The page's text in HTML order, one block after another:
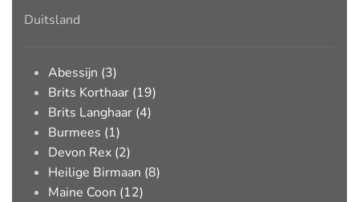
Duitsland
Abessijn (3)
Brits Korthaar (19)
Brits Langhaar (4)
Burmees (1)
Devon Rex (2)
Heilige Birmaan (8)
Maine Coon (12)